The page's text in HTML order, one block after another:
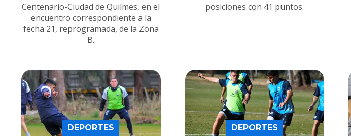
Centenario-Ciudad de Quilmes, en el
encuentro correspondiente a la
fecha 21, reprogramada, de la Zona
B.
posiciones con 41 puntos.
DEPORTES DEPORTES